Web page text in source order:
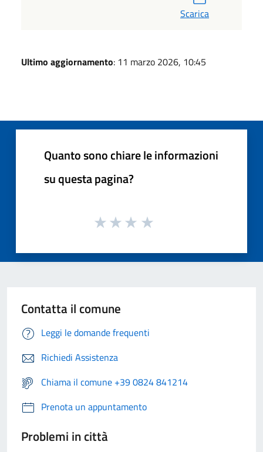
Scarica
Ultimo aggiornamento: 11 marzo 2026, 10:45
Quanto sono chiare le informazioni
su questa pagina?
Contatta il comune
Leggi le domande frequenti
Richiedi Assistenza
Chiama il comune +39 0824 841214
Prenota un appuntamento
Problemi in città